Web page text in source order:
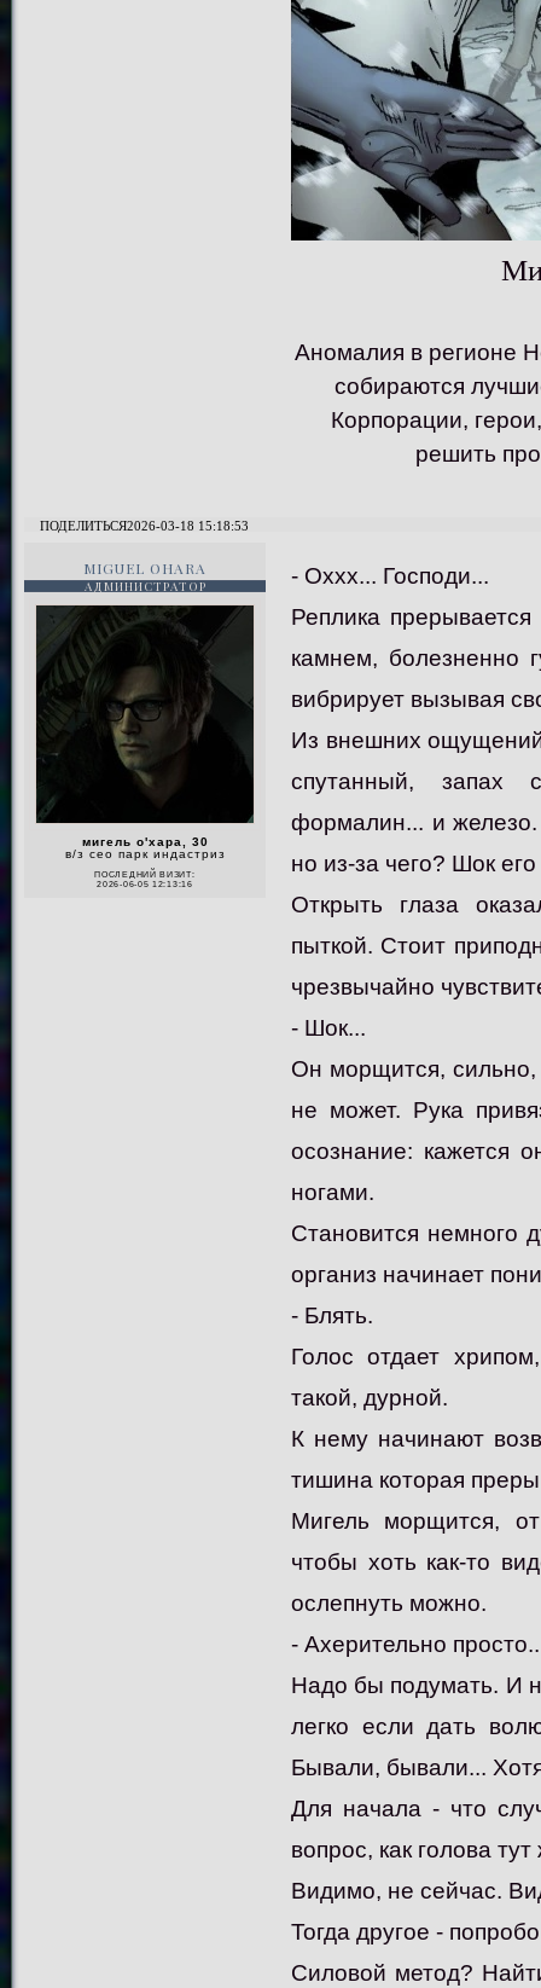
Аномалия в регионе
собираются
Корпорации,
решить
ПОДЕЛИТЬСЯ2026-03-18 15:18:53
MIGUEL OHARA
АДМИНИСТРАТОР
мигель о'хара, 30
в/з сео парк индастриз
ПОСЛЕДНИЙ ВИЗИТ:
2026-06-05 12:13:16
- Оххх... Господи...
Реплика
камнем, болезненно
вибрирует вызывая
Из внешних
спутанный, запах
формалин... и железо.
но из-за чего? Шок
Открыть глаза
пыткой. Стоит
чрезвычайно
- Шок...
Он морщится, сильно,
не может. Рука
осознание: кажется
ногами.
Становится немного
организ начинает
- Блять.
Голос отдает
такой, дурной.
К нему начинают
тишина которая
Мигель морщится,
чтобы хоть как-то
ослепнуть можно.
- Ахерительно
Надо бы подумать. И
легко если дать
Бывали, бывали...
Для начала - что
вопрос, как голова
Видимо, не сейчас.
Тогда другое -
Силовой метод?